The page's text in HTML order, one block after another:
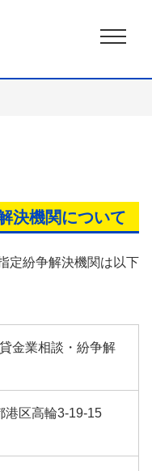
決機関について
定紛争解決機関は以下
金業相談・紛争解
港区高輪3-19-15